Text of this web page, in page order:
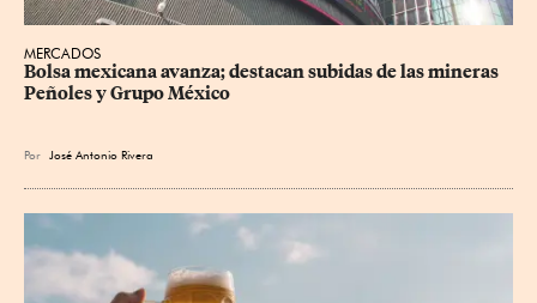
MERCADOS
Bolsa mexicana avanza; destacan subidas de las mineras
Peñoles y Grupo México
Por José Antonio Rivera